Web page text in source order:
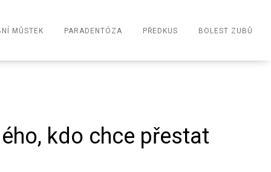
MŮSTEK PARADENTÓZA PŘEDKUS BOLEST ZUBŮ
kdo chce přestat